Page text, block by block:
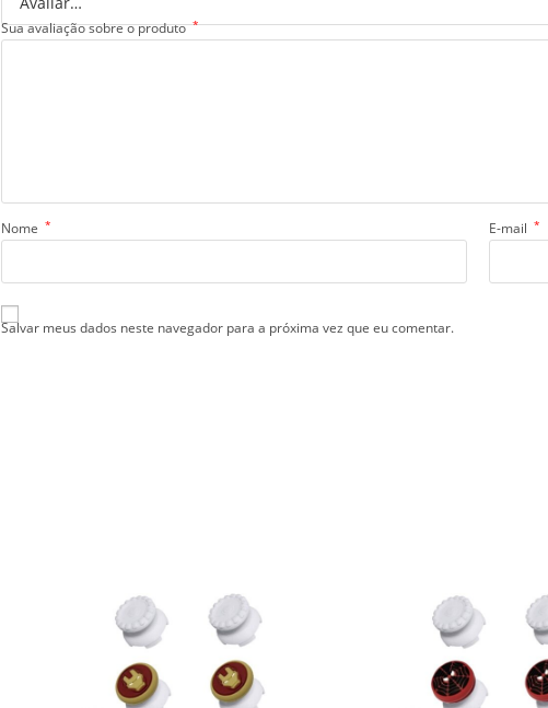
Sua avaliação sobre o produto *
Nome * E-mail *
Salvar meus dados neste navegador para a próxima vez que eu comentar.